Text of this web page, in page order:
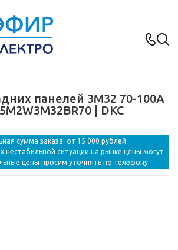
панелей 3M32 70-100А
| DKC
сумма заказа: от 15 000 рублей
нестабильной ситуации на рынке цены могут
цены просим уточнять по телефону.